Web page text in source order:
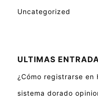
Uncategorized
ULTIMAS
¿Cómo registrarse en
sistema dorado